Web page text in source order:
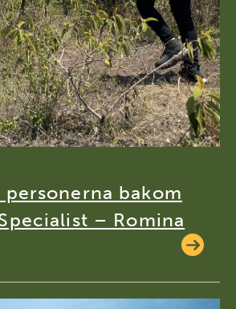
personerna bakom
– Romina